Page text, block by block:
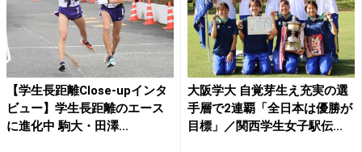
【学生長距離Close-upインタ
ビュー】学生長距離のエース
に進化中 駒大・田澤...
大阪学大 自覚芽生え充実の選
手層で2連覇「全日本は優勝が
目標」／関西学生女子駅伝...